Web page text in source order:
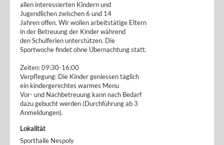
allen interessierten Kindern und
Jugendlichen zwischen 6 und 14
Jahren offen. Wir wollen arbeitstätige Eltern
in der Betreuung der Kinder während
den Schulferien unterstützen. Die
Sportwoche findet ohne Übernachtung statt.
Zeiten: 09:30-16:00
Verpflegung: Die Kinder geniessen täglich
ein kindergerechtes warmes Menu
Vor- und Nachbetreuung kann nach Bedarf
dazu gebucht werden (Durchführung ab 3
Anmeldungen).
Lokalität
Sporthalle Nespoly